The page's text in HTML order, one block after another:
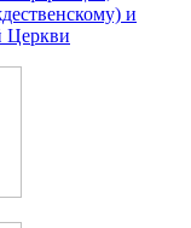
и
Церкви